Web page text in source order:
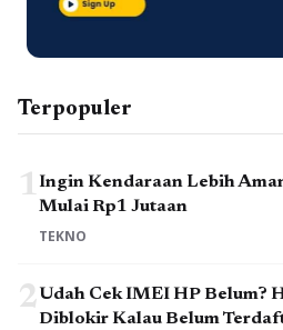
Terpopuler
1Ingin Kendaraan Lebih
Mulai Rp1 Jutaan
TEKNO
2Udah Cek IMEI HP Belum?
Diblokir Kalau Belum